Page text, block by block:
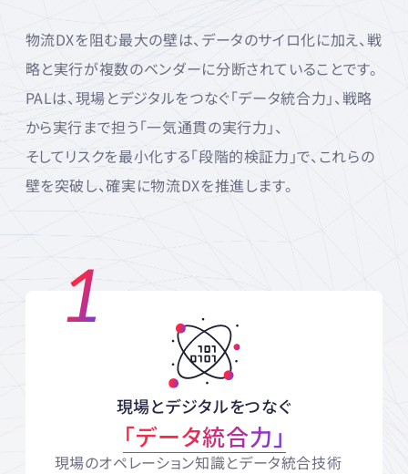
物流DXを阻む最大の壁は、データのサイロ化に加え、戦
略と実行が複数のベンダーに分断されていることです。
PALは、現場とデジタルをつなぐ「データ統合力」、戦略
から実行まで担う「一気通貫の実行力」、
そしてリスクを最小化する「段階的検証力」で、これらの
壁を突破し、確実に物流DXを推進します。
現場とデジタルをつなぐ
「データ統合力」
現場のオペレーション知識とデータ統合技術
1